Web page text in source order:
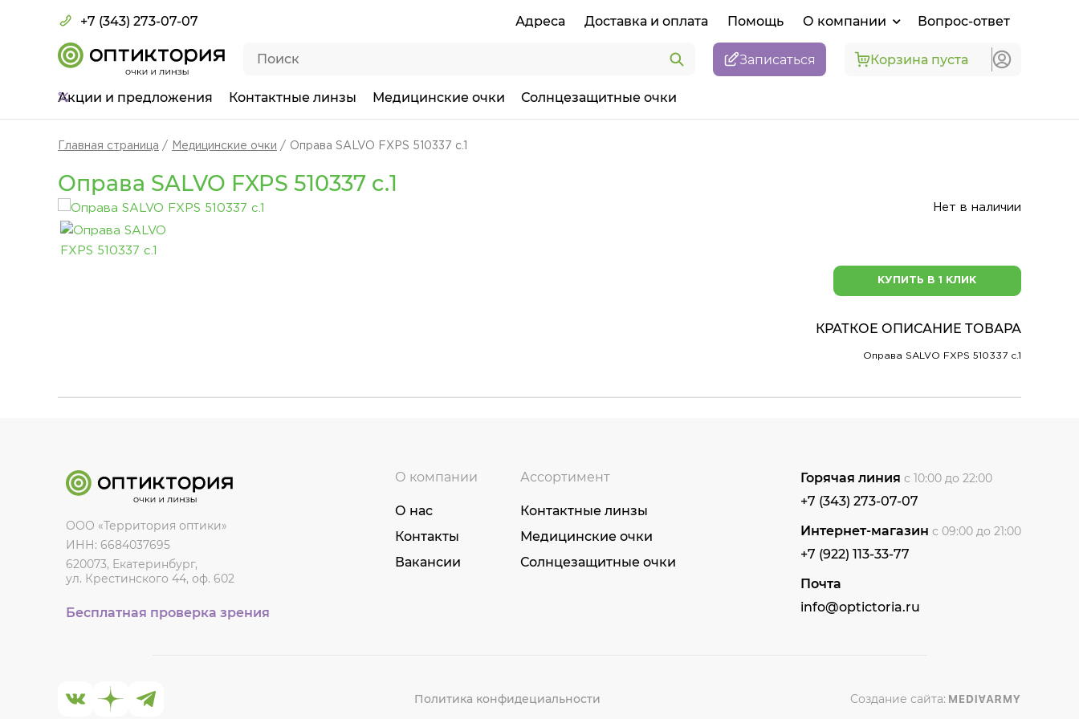
+7 (343) 273-07-07 Адреса Доставка и оплата Помощь О компании Вопрос-ответ
Записаться Корзина пуста
Акции и предложения Контактные линзы Медицинские очки Солнцезащитные очки
Главная страница Медицинские очки Оправа SALVO FXPS 510337 c.1
Оправа SALVO FXPS 510337 c.1
Нет в наличии
КУПИТЬ В 1 КЛИК
КРАТКОЕ ОПИСАНИЕ ТОВАРА
Оправа SALVO FXPS 510337 c.1
ООО «Территория оптики»
ИНН: 6684037695
620073, Екатеринбург,
ул. Крестинского 44, оф. 602
Бесплатная проверка зрения
О компании
О нас
Контакты
Вакансии
Ассортимент
Контактные линзы
Медицинские очки
Солнцезащитные очки
Горячая линия с 10:00 до 22:00
+7 (343) 273-07-07
Интернет-магазин с 09:00 до 21:00
+7 (922) 113-33-77
Почта
info@optictoria.ru
Политика конфидециальности Создание сайта: